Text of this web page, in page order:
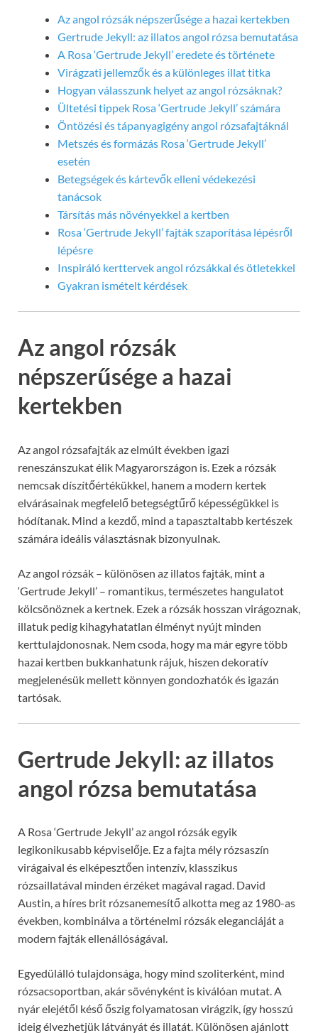
Az angol rózsák népszerűsége a hazai kertekben
Gertrude Jekyll: az illatos angol rózsa bemutatása
A Rosa ‘Gertrude Jekyll’ eredete és története
Virágzati jellemzők és a különleges illat titka
Hogyan válasszunk helyet az angol rózsáknak?
Ültetési tippek Rosa ‘Gertrude Jekyll’ számára
Öntözési és tápanyagigény angol rózsafajtáknál
Metszés és formázás Rosa ‘Gertrude Jekyll’
esetén
Betegségek és kártevők elleni védekezési
tanácsok
Társítás más növényekkel a kertben
Rosa ‘Gertrude Jekyll’ fajták szaporítása lépésről
lépésre
Inspiráló kerttervek angol rózsákkal és ötletekkel
Gyakran ismételt kérdések
Az angol rózsák
népszerűsége a hazai
kertekben
Az angol rózsafajták az elmúlt években igazi
reneszánszukat élik Magyarországon is. Ezek a rózsák
nemcsak díszítőértékükkel, hanem a modern kertek
elvárásainak megfelelő betegségtűrő képességükkel is
hódítanak. Mind a kezdő, mind a tapasztaltabb kertészek
számára ideális választásnak bizonyulnak.
Az angol rózsák – különösen az illatos fajták, mint a
‘Gertrude Jekyll’ – romantikus, természetes hangulatot
kölcsönöznek a kertnek. Ezek a rózsák hosszan virágoznak,
illatuk pedig kihagyhatatlan élményt nyújt minden
kerttulajdonosnak. Nem csoda, hogy ma már egyre több
hazai kertben bukkanhatunk rájuk, hiszen dekoratív
megjelenésük mellett könnyen gondozhatók és igazán
tartósak.
Gertrude Jekyll: az illatos
angol rózsa bemutatása
A Rosa ‘Gertrude Jekyll’ az angol rózsák egyik
legikonikusabb képviselője. Ez a fajta mély rózsaszín
virágaival és elképesztően intenzív, klasszikus
rózsaillatával minden érzéket magával ragad. David
Austin, a híres brit rózsanemesítő alkotta meg az 1980-as
években, kombinálva a történelmi rózsák eleganciáját a
modern fajták ellenállóságával.
Egyedülálló tulajdonsága, hogy mind szoliterként, mind
rózsacsoportban, akár sövényként is kiválóan mutat. A
nyár elejétől késő őszig folyamatosan virágzik, így hosszú
ideig élvezhetjük látványát és illatát. Különösen ajánlott